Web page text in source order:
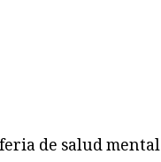
de salud mental